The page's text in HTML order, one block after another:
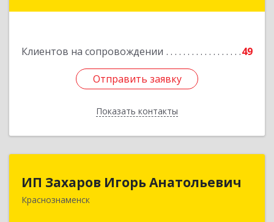
Клиентов на сопровождении 49
Отправить заявку
Показать контакты
Отправить заявку
Назад
ИП Захаров Игорь Анатольевич
Краснознаменск
143090, Московская обл, Краснознаменск г,